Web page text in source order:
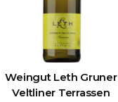
Weingut Leth Gruner
Veltliner Terrassen